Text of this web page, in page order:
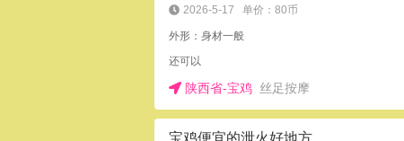
2026-5-17 单价：80币
外形：身材一般
还可以
陕西省-宝鸡 丝足按摩
宝鸡便宜的泄火好地方